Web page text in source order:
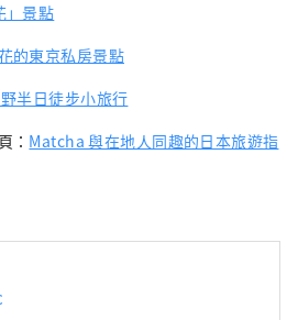
」景點
的東京私房景點
半日徒步小旅行
： Matcha 與在地人同趣的日本旅遊指